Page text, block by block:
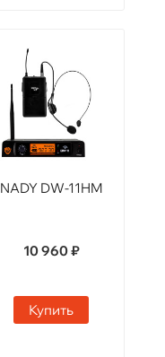
NADY DW-11HM
10 960 ₽
Купить